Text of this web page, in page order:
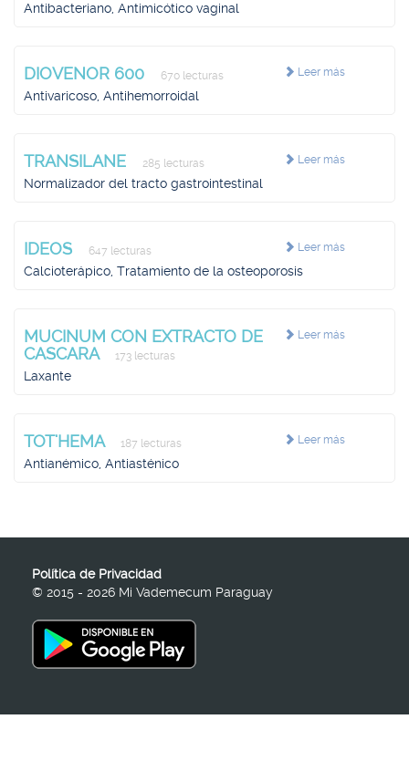
Antibacteriano, Antimicótico vaginal
Leer más
DIOVENOR 600 670 lecturas
Antivaricoso, Antihemorroidal
Leer más
TRANSILANE 285 lecturas
Normalizador del tracto gastrointestinal
Leer más
IDEOS 647 lecturas
Calcioterápico, Tratamiento de la osteoporosis
Leer más
MUCINUM CON EXTRACTO DE
CASCARA
173 lecturas
Laxante
Leer más
TOT'HEMA 187 lecturas
Antianémico, Antiasténico
Política de Privacidad
© 2015 - 2026 Mi Vademecum Paraguay